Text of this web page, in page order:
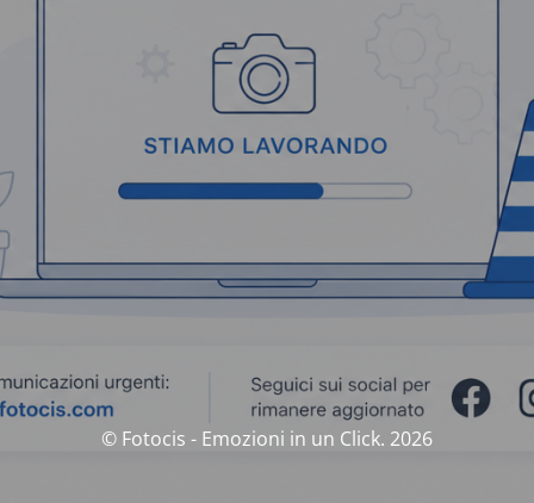
© Fotocis - Emozioni in un Click. 2026